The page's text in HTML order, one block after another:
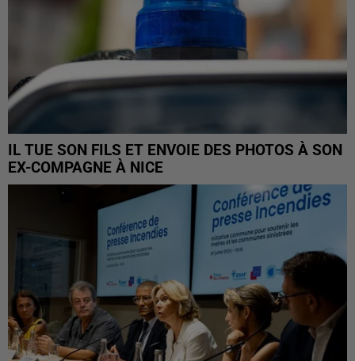
IL TUE SON FILS ET ENVOIE DES PHOTOS À SON
EX-COMPAGNE À NICE